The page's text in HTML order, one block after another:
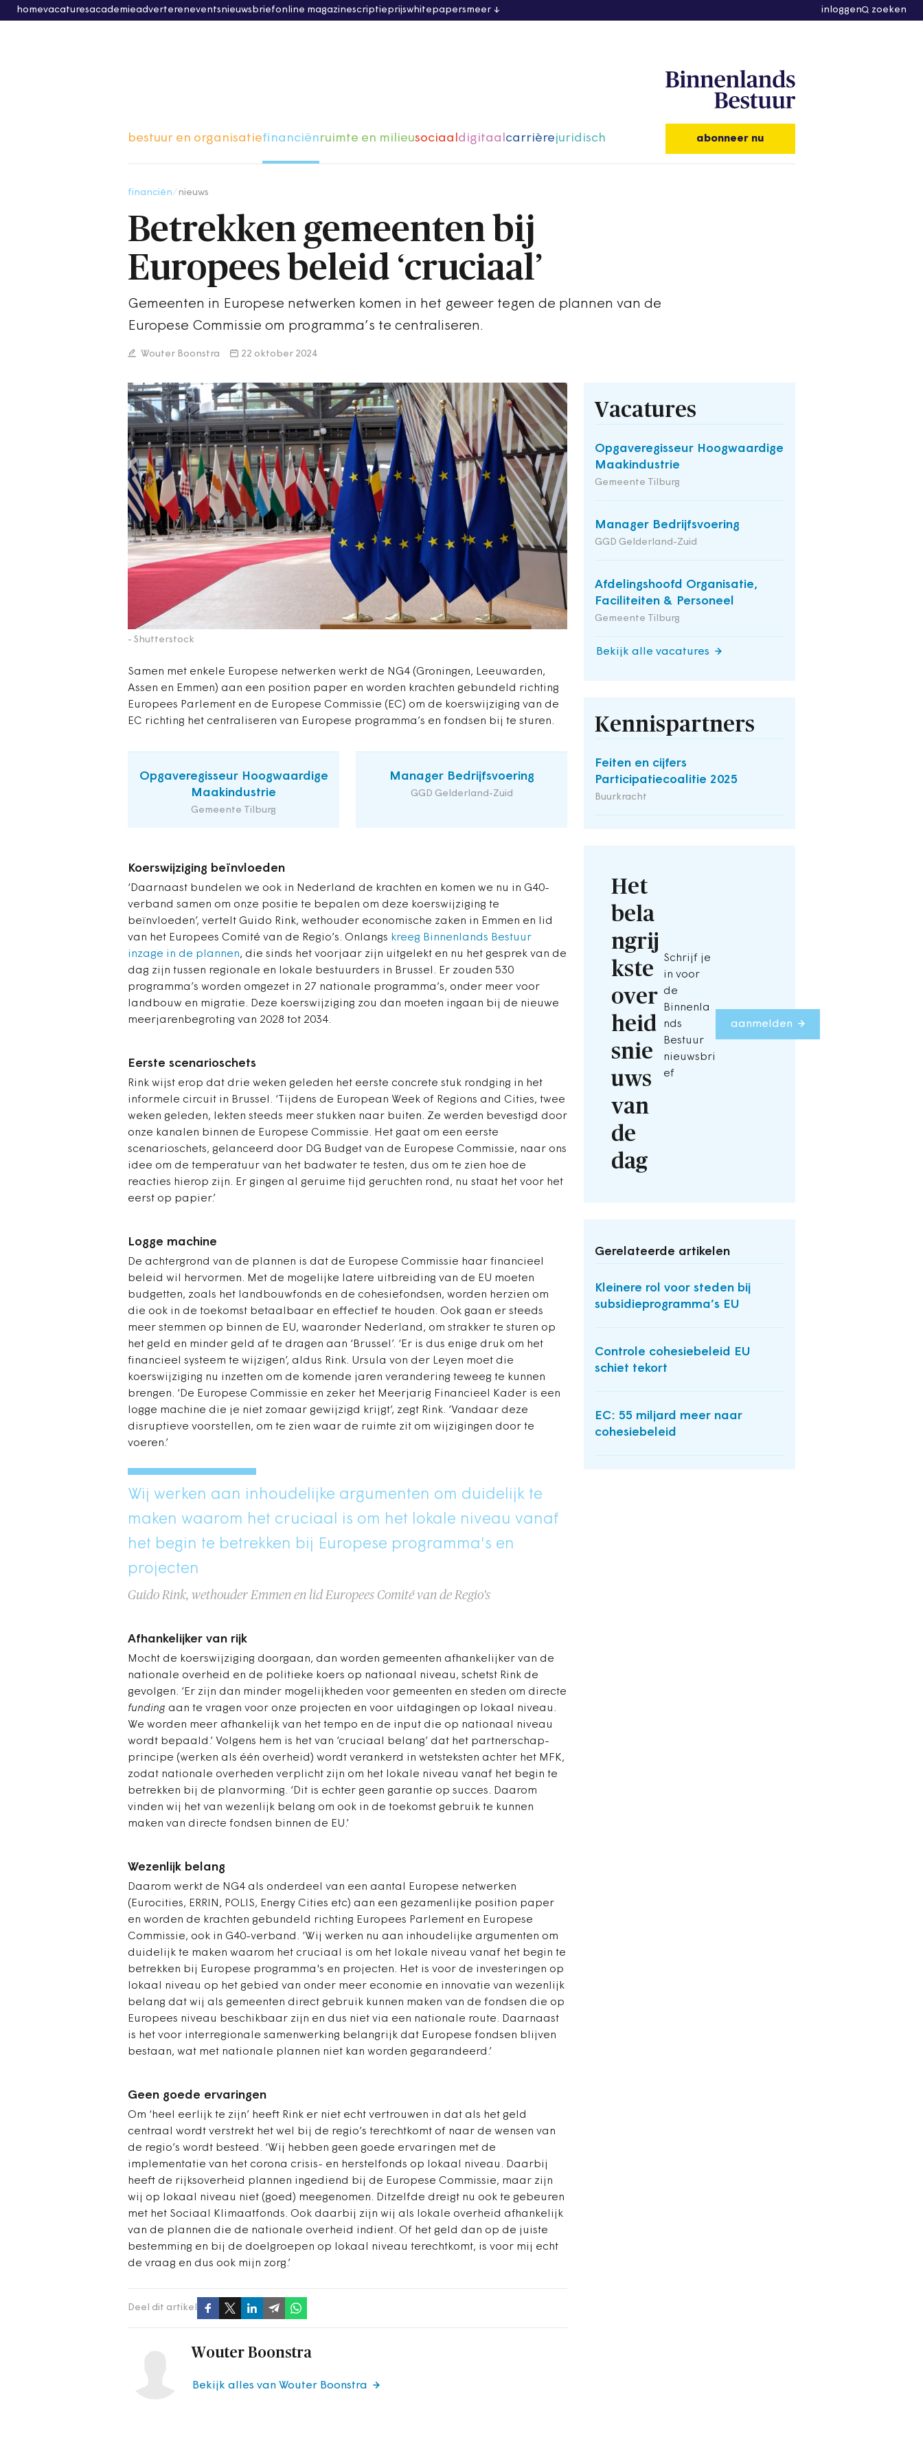
homevacaturesacademieadvertereneventsnieuwsbriefonline magazinescriptieprijswhitepapersmeer inloggen zoeken
bestuur en organisatiefinanciënruimte en milieusociaaldigitaalcarrièrejuridisch abonneer nu
financiën nieuws
Betrekken gemeenten bij
Europees beleid ‘cruciaal’
Gemeenten in Europese netwerken komen in het geweer tegen de plannen van de
Europese Commissie om programma’s te centraliseren.
Wouter Boonstra 22 oktober 2024
- Shutterstock
Samen met enkele Europese netwerken werkt de NG4 (Groningen, Leeuwarden,
Assen en Emmen) aan een position paper en worden krachten gebundeld richting
Europees Parlement en de Europese Commissie (EC) om de koerswijziging van de
EC richting het centraliseren van Europese programma’s en fondsen bij te sturen.
Opgaveregisseur Hoogwaardige
Maakindustrie
Gemeente Tilburg
Manager Bedrijfsvoering
GGD Gelderland-Zuid
Koerswijziging beïnvloeden
‘Daarnaast bundelen we ook in Nederland de krachten en komen we nu in G40-
verband samen om onze positie te bepalen om deze koerswijziging te
beïnvloeden’, vertelt Guido Rink, wethouder economische zaken in Emmen en lid
van het Europees Comité van de Regio’s. Onlangs kreeg Binnenlands Bestuur
inzage in de plannen, die sinds het voorjaar zijn uitgelekt en nu het gesprek van de
dag zijn tussen regionale en lokale bestuurders in Brussel. Er zouden 530
programma’s worden omgezet in 27 nationale programma’s, onder meer voor
landbouw en migratie. Deze koerswijziging zou dan moeten ingaan bij de nieuwe
meerjarenbegroting van 2028 tot 2034.
Vacatures
Opgaveregisseur Hoogwaardige
Maakindustrie
Gemeente Tilburg
Manager Bedrijfsvoering
GGD Gelderland-Zuid
Afdelingshoofd Organisatie,
Faciliteiten & Personeel
Gemeente Tilburg
Bekijk alle vacatures
Kennispartners
Feiten en cijfers
Participatiecoalitie 2025
Buurkracht
Het
bela
ngrij
kste
over
heid
snie
uws
van
de
dag
Schrijf je
in voor
de
Binnenla
nds
Bestuur
nieuwsbri
ef
aanmelden
Gerelateerde artikelen
Kleinere rol voor steden bij
subsidieprogramma’s EU
Controle cohesiebeleid EU
schiet tekort
EC: 55 miljard meer naar
cohesiebeleid
Eerste scenarioschets
Rink wijst erop dat drie weken geleden het eerste concrete stuk rondging in het
informele circuit in Brussel. ‘Tijdens de European Week of Regions and Cities, twee
weken geleden, lekten steeds meer stukken naar buiten. Ze werden bevestigd door
onze kanalen binnen de Europese Commissie. Het gaat om een eerste
scenarioschets, gelanceerd door DG Budget van de Europese Commissie, naar ons
idee om de temperatuur van het badwater te testen, dus om te zien hoe de
reacties hierop zijn. Er gingen al geruime tijd geruchten rond, nu staat het voor het
eerst op papier.’
Logge machine
De achtergrond van de plannen is dat de Europese Commissie haar financieel
beleid wil hervormen. Met de mogelijke latere uitbreiding van de EU moeten
budgetten, zoals het landbouwfonds en de cohesiefondsen, worden herzien om
die ook in de toekomst betaalbaar en effectief te houden. Ook gaan er steeds
meer stemmen op binnen de EU, waaronder Nederland, om strakker te sturen op
het geld en minder geld af te dragen aan ‘Brussel’. ‘Er is dus enige druk om het
financieel systeem te wijzigen’, aldus Rink. Ursula von der Leyen moet die
koerswijziging nu inzetten om de komende jaren verandering teweeg te kunnen
brengen. ‘De Europese Commissie en zeker het Meerjarig Financieel Kader is een
logge machine die je niet zomaar gewijzigd krijgt’, zegt Rink. ‘Vandaar deze
disruptieve voorstellen, om te zien waar de ruimte zit om wijzigingen door te
voeren.’
Wij werken aan inhoudelijke argumenten om duidelijk te
maken waarom het cruciaal is om het lokale niveau vanaf
het begin te betrekken bij Europese programma's en
projecten
Guido Rink, wethouder Emmen en lid Europees Comité van de Regio's
Afhankelijker van rijk
Mocht de koerswijziging doorgaan, dan worden gemeenten afhankelijker van de
nationale overheid en de politieke koers op nationaal niveau, schetst Rink de
gevolgen. ‘Er zijn dan minder mogelijkheden voor gemeenten en steden om directe
funding aan te vragen voor onze projecten en voor uitdagingen op lokaal niveau.
We worden meer afhankelijk van het tempo en de input die op nationaal niveau
wordt bepaald.’ Volgens hem is het van ‘cruciaal belang’ dat het partnerschap-
principe (werken als één overheid) wordt verankerd in wetsteksten achter het MFK,
zodat nationale overheden verplicht zijn om het lokale niveau vanaf het begin te
betrekken bij de planvorming. ‘Dit is echter geen garantie op succes. Daarom
vinden wij het van wezenlijk belang om ook in de toekomst gebruik te kunnen
maken van directe fondsen binnen de EU.’
Wezenlijk belang
Daarom werkt de NG4 als onderdeel van een aantal Europese netwerken
(Eurocities, ERRIN, POLIS, Energy Cities etc) aan een gezamenlijke position paper
en worden de krachten gebundeld richting Europees Parlement en Europese
Commissie, ook in G40-verband. ‘Wij werken nu aan inhoudelijke argumenten om
duidelijk te maken waarom het cruciaal is om het lokale niveau vanaf het begin te
betrekken bij Europese programma's en projecten. Het is voor de investeringen op
lokaal niveau op het gebied van onder meer economie en innovatie van wezenlijk
belang dat wij als gemeenten direct gebruik kunnen maken van de fondsen die op
Europees niveau beschikbaar zijn en dus niet via een nationale route. Daarnaast
is het voor interregionale samenwerking belangrijk dat Europese fondsen blijven
bestaan, wat met nationale plannen niet kan worden gegarandeerd.’
Geen goede ervaringen
Om ‘heel eerlijk te zijn’ heeft Rink er niet echt vertrouwen in dat als het geld
centraal wordt verstrekt het wel bij de regio’s terechtkomt of naar de wensen van
de regio’s wordt besteed. ‘Wij hebben geen goede ervaringen met de
implementatie van het corona crisis- en herstelfonds op lokaal niveau. Daarbij
heeft de rijksoverheid plannen ingediend bij de Europese Commissie, maar zijn
wij op lokaal niveau niet (goed) meegenomen. Ditzelfde dreigt nu ook te gebeuren
met het Sociaal Klimaatfonds. Ook daarbij zijn wij als lokale overheid afhankelijk
van de plannen die de nationale overheid indient. Of het geld dan op de juiste
bestemming en bij de doelgroepen op lokaal niveau terechtkomt, is voor mij echt
de vraag en dus ook mijn zorg.’
Deel dit artikel
Wouter Boonstra
Bekijk alles van Wouter Boonstra